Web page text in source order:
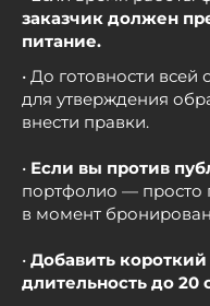
заказчик должен
питание.
• До готовности
для утверждения
внести правки.
• Если вы против
портфолио — просто
в момент
• Добавить
длительность до 20